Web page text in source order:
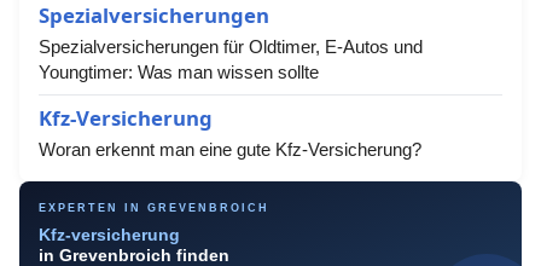
Spezialversicherungen
Spezialversicherungen für Oldtimer, E-Autos und
Youngtimer: Was man wissen sollte
Kfz-Versicherung
Woran erkennt man eine gute Kfz-Versicherung?
EXPERTEN IN GREVENBROICH
Kfz-versicherung
in Grevenbroich finden